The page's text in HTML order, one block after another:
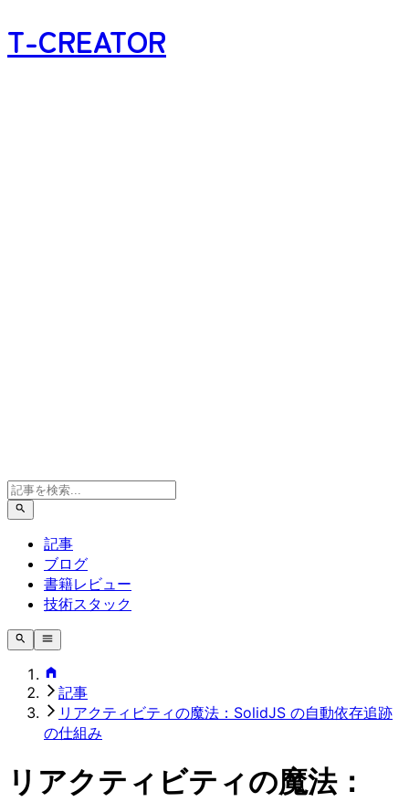
T-CREATOR
記事
ブログ
書籍レビュー
技術スタック
記事
リアクティビティの魔法：SolidJS の自動依存追跡
の仕組み
リアクティビティの魔法：